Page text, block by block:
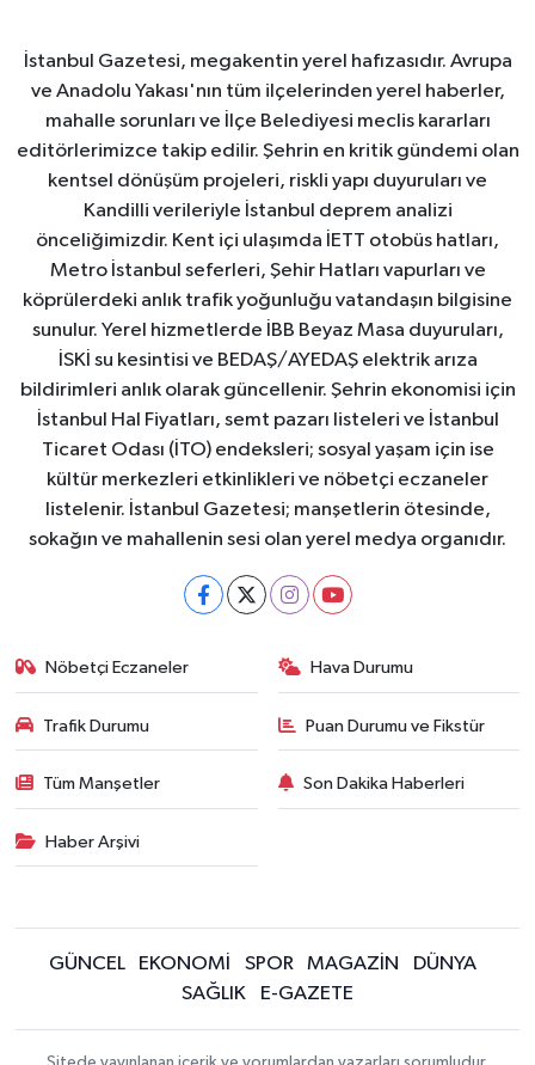
İstanbul Gazetesi, megakentin yerel hafızasıdır. Avrupa
ve Anadolu Yakası'nın tüm ilçelerinden yerel haberler,
mahalle sorunları ve İlçe Belediyesi meclis kararları
editörlerimizce takip edilir. Şehrin en kritik gündemi olan
kentsel dönüşüm projeleri, riskli yapı duyuruları ve
Kandilli verileriyle İstanbul deprem analizi
önceliğimizdir. Kent içi ulaşımda İETT otobüs hatları,
Metro İstanbul seferleri, Şehir Hatları vapurları ve
köprülerdeki anlık trafik yoğunluğu vatandaşın bilgisine
sunulur. Yerel hizmetlerde İBB Beyaz Masa duyuruları,
İSKİ su kesintisi ve BEDAŞ/AYEDAŞ elektrik arıza
bildirimleri anlık olarak güncellenir. Şehrin ekonomisi için
İstanbul Hal Fiyatları, semt pazarı listeleri ve İstanbul
Ticaret Odası (İTO) endeksleri; sosyal yaşam için ise
kültür merkezleri etkinlikleri ve nöbetçi eczaneler
listelenir. İstanbul Gazetesi; manşetlerin ötesinde,
sokağın ve mahallenin sesi olan yerel medya organıdır.
Nöbetçi Eczaneler Hava Durumu
Trafik Durumu Puan Durumu ve Fikstür
Tüm Manşetler Son Dakika Haberleri
Haber Arşivi
GÜNCEL EKONOMİ SPOR MAGAZİN
DÜNYA
SAĞLIK
E-GAZETE